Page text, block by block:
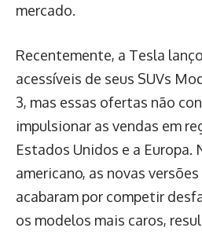
mercado.
Recentemente, a Tesla
acessíveis de seus SUVs
3, mas essas ofertas não
impulsionar as vendas em
Estados Unidos e a Europa.
americano, as novas
acabaram por competir
os modelos mais caros,